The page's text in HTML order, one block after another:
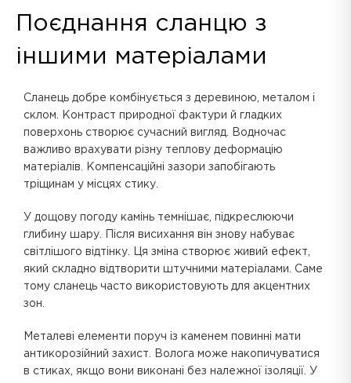
Поєднання сланцю з
іншими матеріалами
Сланець добре комбінується з деревиною, металом і
склом. Контраст природної фактури й гладких
поверхонь створює сучасний вигляд. Водночас
важливо врахувати різну теплову деформацію
матеріалів. Компенсаційні зазори запобігають
тріщинам у місцях стику.
У дощову погоду камінь темнішає, підкреслюючи
глибину шару. Після висихання він знову набуває
світлішого відтінку. Ця зміна створює живий ефект,
який складно відтворити штучними матеріалами. Саме
тому сланець часто використовують для акцентних
зон.
Металеві елементи поруч із каменем повинні мати
антикорозійний захист. Волога може накопичуватися
в стиках, якщо вони виконані без належної ізоляції. У